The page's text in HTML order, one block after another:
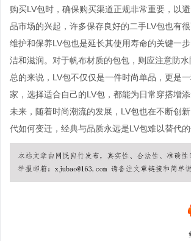
购买LV包时，确保购买渠道正规非常重要，以
品市场的兴起，许多保存良好的二手LV包也有
维护和保养LV包也是延长其使用寿命的关键一
洁和滋润。对于帆布材质的包包，则应注意防
总的来说，LV包不仅仅是一件时尚单品，更是
家，选择适合自己的LV包，都能为日常穿搭增添
未来，随着时尚潮流的发展，LV包也在不断创
代如何变迁，经典与品质永远是LV包难以替代的